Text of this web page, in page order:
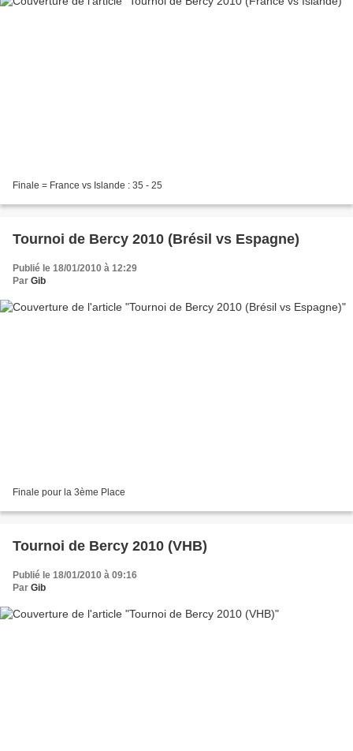
Finale = France vs Islande : 35 - 25
Tournoi de Bercy 2010 (Brésil vs Espagne)
Publié le 18/01/2010 à 12:29
Par Gib
Finale pour la 3ème Place
Tournoi de Bercy 2010 (VHB)
Publié le 18/01/2010 à 09:16
Par Gib